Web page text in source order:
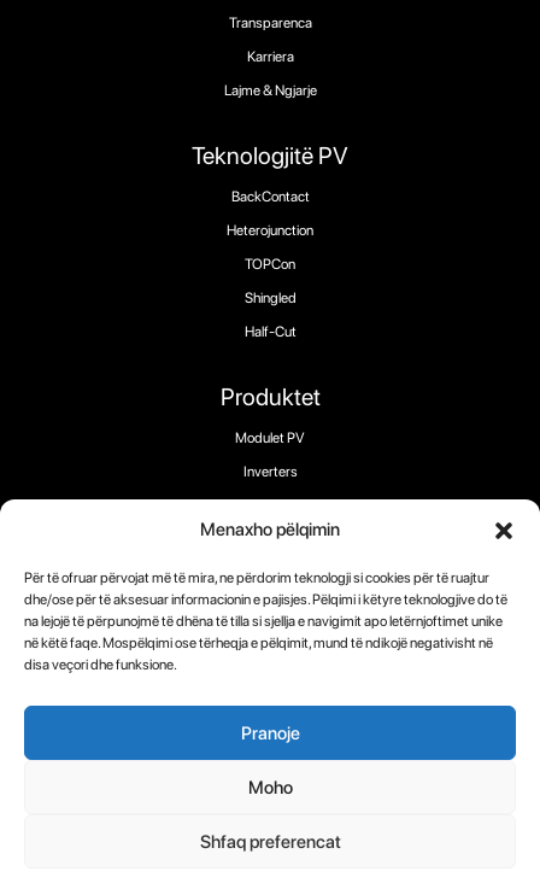
Menaxho pëlqimin
Për të ofruar përvojat më të mira, ne përdorim teknologji si cookies për të ruajtur
dhe/ose për të aksesuar informacionin e pajisjes. Pëlqimi i këtyre teknologjive do të
na lejojë të përpunojmë të dhëna të tilla si sjellja e navigimit apo letërnjoftimet unike
në këtë faqe. Mospëlqimi ose tërheqja e pëlqimit, mund të ndikojë negativisht në
disa veçori dhe funksione.
Pranoje
Moho
Shfaq preferencat
Produktet
Modulet PV
Inverters
Karikues EV
Teknologjitë PV
BackContact
Heterojunction
TOPCon
Shingled
Half-Cut
Transparenca
Karriera
Lajme & Ngjarje
Na ndiqni:
Të drejtat e autorit 2025 ® RECOM-TECH
Politika e
cookie-ve